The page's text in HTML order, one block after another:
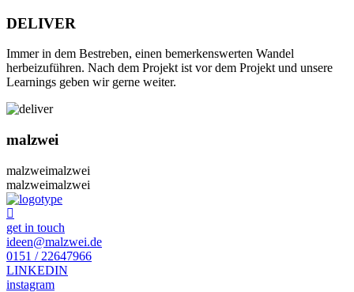
DELIVER
Immer in dem Bestreben, einen bemerkenswerten Wandel
herbeizuführen. Nach dem Projekt ist vor dem Projekt und unsere
Learnings geben wir gerne weiter.
malzwei
malzweimalzwei
malzweimalzwei
get in touch
ideen@malzwei.de
0151 / 22647966
LINKEDIN
instagram